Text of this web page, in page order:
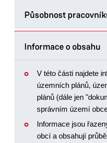
Působnost
Informace o obsahu
V této části najdete
územních plánů,
plánů (dále jen
správním území
Informace jsou
obcí a obsahují